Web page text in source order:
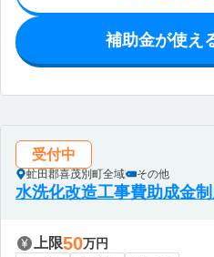
補助金が使え
受付中
虻田郡喜茂別町全域 その他
水洗化改造工事費助成金
上限50万円